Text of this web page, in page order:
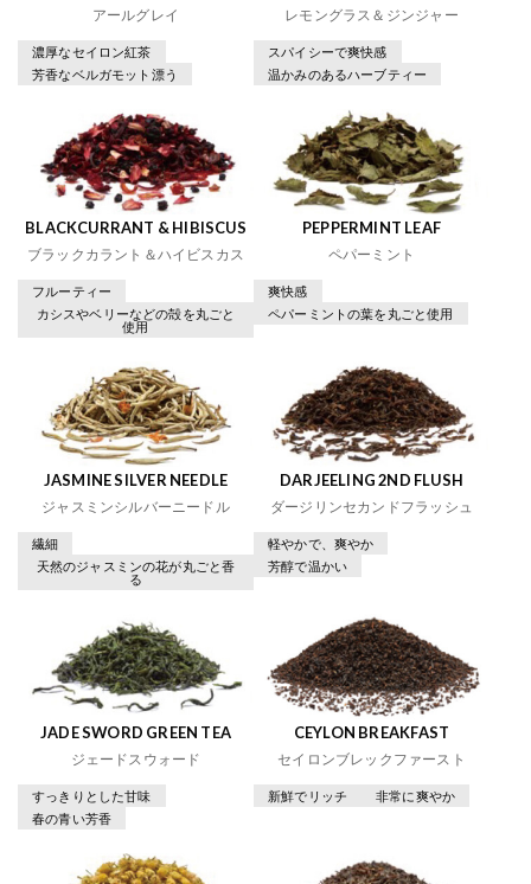
アールグレイ
濃厚なセイロン紅茶
芳香なベルガモット漂う
レモングラス＆ジンジャー
スパイシーで爽快感
温かみのあるハーブティー
BLACKCURRANT & HIBISCUS
ブラックカラント＆ハイビスカス
フルーティー
カシスやベリーなどの殻を丸ごと
使用
PEPPERMINT LEAF
ペパーミント
爽快感
ペパーミントの葉を丸ごと使用
JASMINE SILVER NEEDLE
ジャスミンシルバーニードル
繊細
天然のジャスミンの花が丸ごと香
る
DARJEELING 2ND FLUSH
ダージリンセカンドフラッシュ
軽やかで、爽やか
芳醇で温かい
JADE SWORD GREEN TEA
ジェードスウォード
すっきりとした甘味
春の青い芳香
CEYLON BREAKFAST
セイロンブレックファースト
新鮮でリッチ 非常に爽やか